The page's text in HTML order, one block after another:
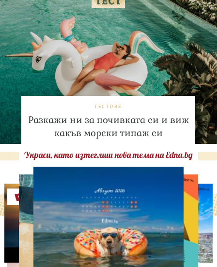
ТЕСТОВЕ
Разкажи ни за почивката си и виж
какъв морски типаж си
Украси, като изтеглиш нова тема на Edna.bg
Оферти
АСТРОЛОГИЯ
Дневен хороскоп за 8
август, събота